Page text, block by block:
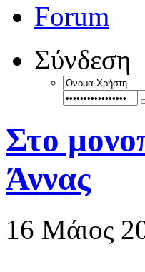
Forum
Σύνδεση
Στο
Άννας
16 Μάιος